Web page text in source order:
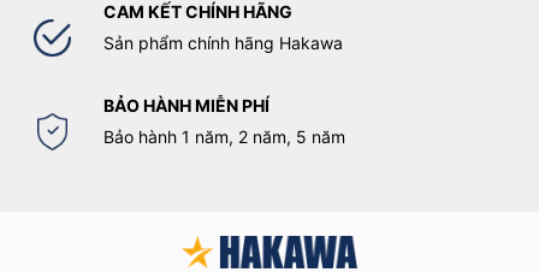
CAM KẾT CHÍNH HÃNG
Sản phẩm chính hãng Hakawa
BẢO HÀNH MIỄN PHÍ
Bảo hành 1 năm, 2 năm, 5 năm